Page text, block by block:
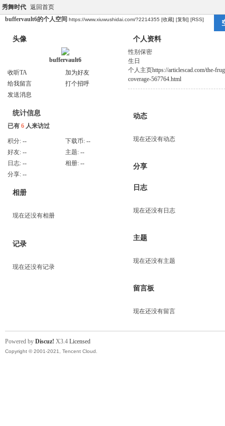
秀舞时代 返回首页
buffervault6的个人空间 https://www.xiuwushidai.com/?2214355 [收藏] [复制] [RSS]
头像
buffervault6
收听TA
加为好友
给我留言
打个招呼
发送消息
统计信息
已有 6 人来访过
积分: -- 下载币: --
好友: -- 主题: --
日志: -- 相册: --
分享: --
相册
现在还没有相册
记录
现在还没有记录
个人资料
性别 保密
生日
个人主页https://articlescad.com/the-
coverage-567764.html
动态
现在还没有动态
分享
日志
现在还没有日志
主题
现在还没有主题
留言板
现在还没有留言
Powered by Discuz! X3.4 Licensed
Copyright © 2001-2021, Tencent Cloud.